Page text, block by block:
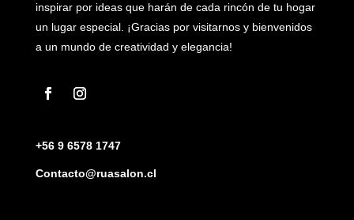
inspirar por ideas que harán de cada rincón de tu hogar
un lugar especial. ¡Gracias por visitarnos y bienvenidos
a un mundo de creatividad y elegancia!
+56 9 6578 1747
Contacto@ruasalon.cl